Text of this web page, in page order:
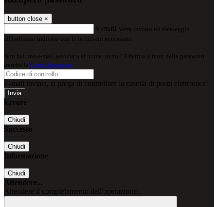
button close ×
E-mail Verrà inviato un messaggio
all'indirizzo indicato con le istruzioni necessarie.
Non hai una e-mail associata al nome utente? Effettua il reset della password
tramite la Login Spaggiari
E-mail inviata, si prega di controllare la casella di posta elettronica!
Errore
Chiudi
Successo
Chiudi
Informazione
Chiudi
Attendere...
Attendere il completamento dell'operazione...